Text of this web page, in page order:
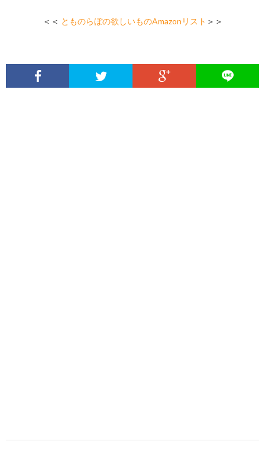
＜＜ とものらぼの欲しいものAmazonリスト ＞＞